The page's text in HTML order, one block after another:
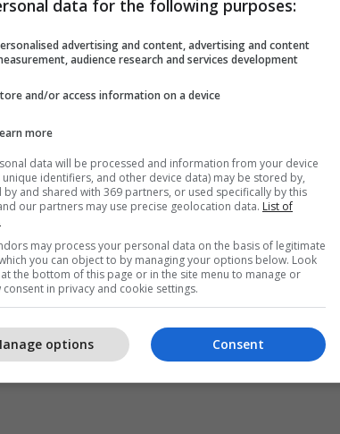
data for the following purposes:
advertising and content, advertising and content
audience research and services development
and/or access information on a device
more
data will be processed and information from your device
unique identifiers, and other device data) may be stored by,
by and shared with 369 partners, or used specifically by this
our partners may use precise geolocation data. List of
may process your personal data on the basis of legitimate
you can object to by managing your options below. Look
the bottom of this page or in the site menu to manage or
in privacy and cookie settings.
Consent
options